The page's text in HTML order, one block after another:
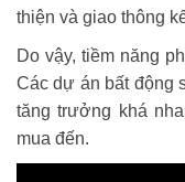
thiện và giao thông
Do vậy, tiềm năng
Các dự án bất động
tăng trưởng khá
mua đến.